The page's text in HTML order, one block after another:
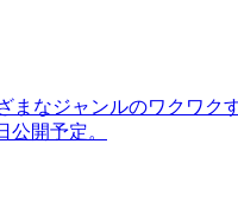
なジャンルのワクワク
開予定。